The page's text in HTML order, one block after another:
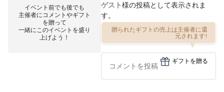
イベント前でも後でも
主催者にコメントやギフト
を贈って
一緒にこのイベントを盛り
上げよう！
ゲスト様の投稿として表示されま
す。
贈られたギフトの売上は主催者に還
元されます!
ギフトを贈る